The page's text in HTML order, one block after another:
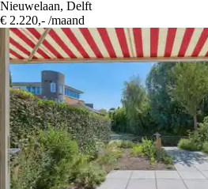
Nieuwelaan, Delft
€ 2.220,- /maand